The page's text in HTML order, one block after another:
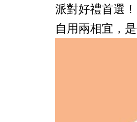
派對好禮首選！
自用兩相宜，